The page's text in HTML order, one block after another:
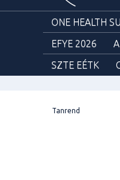
ONE HEALTH
EFYE 2026
SZTE EÉTK
Tanrend